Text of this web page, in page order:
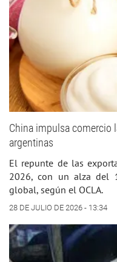
China impulsa comercio
argentinas
El repunte de las
2026, con un alza del
global, según el OCLA.
28 DE JULIO DE 2026 - 13:34